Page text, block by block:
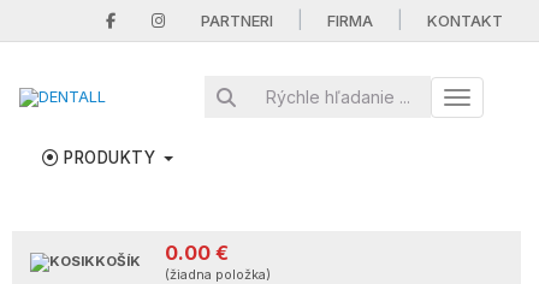
PARTNERI FIRMA KONTAKT
Toggle
PRODUKTY
KOŠÍK 0.00 €
(žiadna položka)